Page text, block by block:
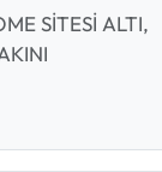
SİTESİ ALTI,